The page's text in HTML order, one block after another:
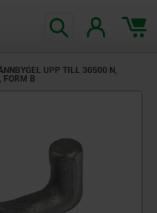
UPP TILL 30500 N,
FORM B